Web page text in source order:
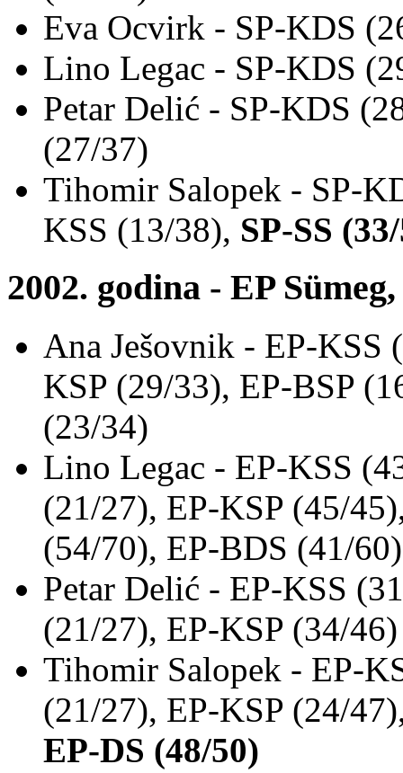
Eva Ocvirk - SP-KDS
Lino Legac - SP-KDS
Petar Delić - SP-KDS
(27/37)
Tihomir Salopek - SP-
KSS (13/38), SP-SS
2002. godina - EP
Ana Ješovnik - EP-KSS
KSP (29/33), EP-BSP
(23/34)
Lino Legac - EP-KSS
(21/27), EP-KSP (45/
(54/70), EP-BDS (41/60)
Petar Delić - EP-KSS
(21/27), EP-KSP (34/46)
Tihomir Salopek - EP-
(21/27), EP-KSP (24/
EP-DS (48/50)